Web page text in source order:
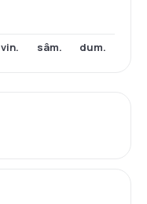
vin. sâm. dum.